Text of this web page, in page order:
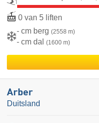
0 van 5 liften
- cm berg (2558 m)
- cm dal (1600 m)
Arber
Duitsland